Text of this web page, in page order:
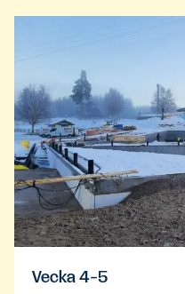
Vecka 4-5